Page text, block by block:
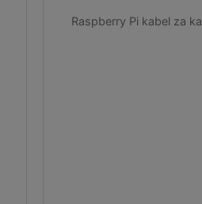
Raspberry Pi kabel za